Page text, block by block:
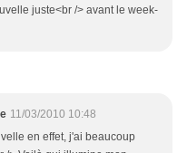
juste<br /> avant le week-
11/03/2010 10:48
en effet, j'ai beaucoup